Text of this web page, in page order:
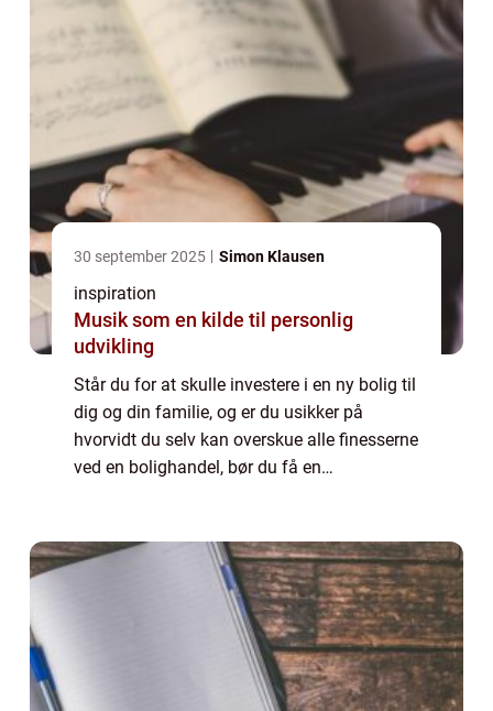
30 september 2025 Simon Klausen
inspiration
Musik som en kilde til personlig
udvikling
Står du for at skulle investere i en ny bolig til
dig og din familie, og er du usikker på
hvorvidt du selv kan overskue alle finesserne
ved en bolighandel, bør du få en
special...